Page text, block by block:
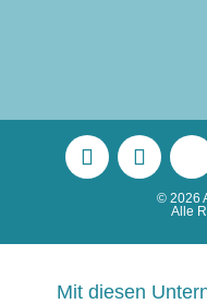
©2026
Alle
Mit diesen